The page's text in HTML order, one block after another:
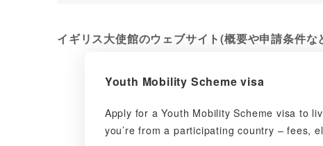
イギリス大使館のウェブサイト(概要や申請条件
Youth Mobility Scheme visa
Apply for a Youth Mobility Scheme visa to
you’re from a participating country – fees,